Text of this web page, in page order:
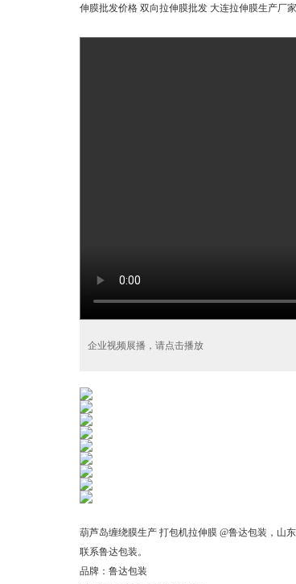
伸膜批发价格 双向拉伸膜批发 大连拉伸膜生产厂
企业视频展播，请点击播放
葫芦岛缠绕膜生产 打包机拉伸膜 @鲁达包装，山
联系鲁达包装。
品牌：鲁达包装